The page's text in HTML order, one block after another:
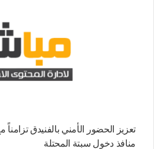
تعزيز الحضور الأمني بالفنيدق
منافذ دخول سبتة المحتلة